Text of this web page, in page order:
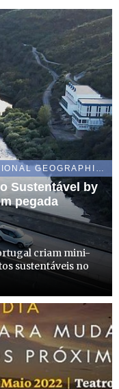
Sustentável by
pegada
criam mini-
sustentáveis no